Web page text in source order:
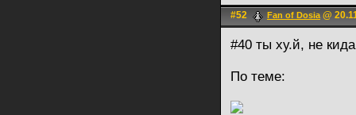
#52 Fan of Dosia@
#40 ты ху.й, не
По теме: